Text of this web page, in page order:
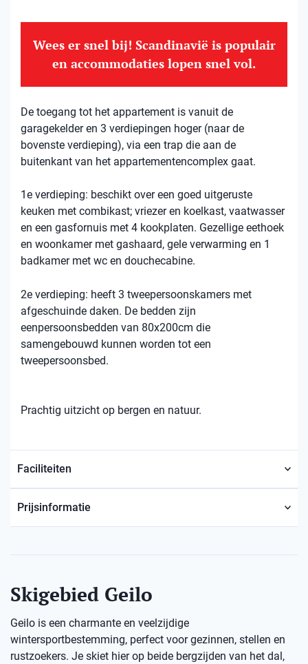
Wees er snel bij! Scandinavië is populair
en accommodaties lopen snel vol.
De toegang tot het appartement is vanuit de
garagekelder en 3 verdiepingen hoger (naar de
bovenste verdieping), via een trap die aan de
buitenkant van het appartementencomplex gaat.
1e verdieping: beschikt over een goed uitgeruste
keuken met combikast; vriezer en koelkast, vaatwasser
en een gasfornuis met 4 kookplaten. Gezellige eethoek
en woonkamer met gashaard, gele verwarming en 1
badkamer met wc en douchecabine.
2e verdieping: heeft 3 tweepersoonskamers met
afgeschuinde daken. De bedden zijn
eenpersoonsbedden van 80x200cm die
samengebouwd kunnen worden tot een
tweepersoonsbed.
Prachtig uitzicht op bergen en natuur.
Faciliteiten
Prijsinformatie
Skigebied Geilo
Geilo is een charmante en veelzijdige
wintersportbestemming, perfect voor gezinnen, stellen en
rustzoekers. Je skiet hier op beide bergzijden van het dal,